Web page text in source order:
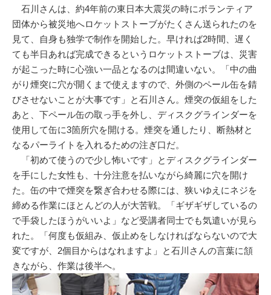
石川さんは、約4年前の東日本大震災の時にボランティア
団体から被災地へロケットストーブがたくさん送られたのを
見て、自身も独学で制作を開始した。早ければ2時間、遅く
ても半日あれば完成できるというロケットストーブは、災害
が起こった時に心強い一品となるのは間違いない。「中の曲
がり煙突に穴が開くまで使えますので、外側のペール缶を錆
びさせないことが大事です」と石川さん。煙突の仮組をした
あと、下ペール缶の取っ手を外し、ディスクグラインダーを
使用して缶に3箇所穴を開ける。煙突を通したり、断熱材と
なるパーライトを入れるための注ぎ口だ。
「初めて使うので少し怖いです」とディスクグラインダー
を手にした女性も、十分注意を払いながら綺麗に穴を開け
た。缶の中で煙突を繋ぎ合わせる際には、狭いゆえにネジを
締める作業にほとんどの人が大苦戦。「ギザギザしているの
で手袋したほうがいいよ」など受講者同士でも気遣いが見ら
れた。「何度も仮組み、仮止めをしなければならないので大
変ですが、2個目からはなれますよ」と石川さんの言葉に頷
きながら、作業は後半へ。